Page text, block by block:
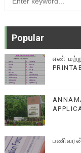
Popular
எண்